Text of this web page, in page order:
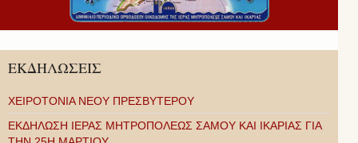
ΕΚΔΗΛΩΣΕΙΣ
ΧΕΙΡΟΤΟΝΙΑ ΝΕΟΥ ΠΡΕΣΒΥΤΕΡΟΥ
ΕΚΔΗΛΩΣΗ ΙΕΡΑΣ ΜΗΤΡΟΠΟΛΕΩΣ ΣΑΜΟΥ ΚΑΙ ΙΚΑΡΙΑΣ ΓΙΑ